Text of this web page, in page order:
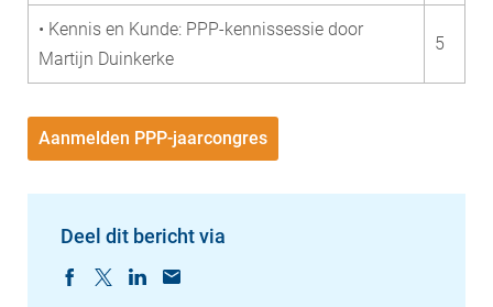
• Kennis en Kunde: PPP-kennissessie door
Martijn Duinkerke
5
Aanmelden PPP-jaarcongres
Deel dit bericht via